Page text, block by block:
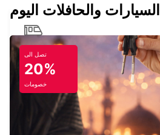
AIX TGV SNCF -IKC-
AIX EN PROVENCE - FRANCE
تصل الى
20%
خصومات